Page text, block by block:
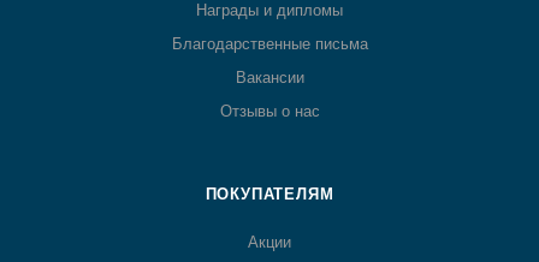
Награды и дипломы
Благодарственные письма
Вакансии
Отзывы о нас
ПОКУПАТЕЛЯМ
Акции